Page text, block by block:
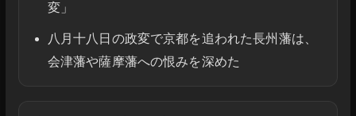
変」
八月十八日の政変で京都を追われた長州藩は、
会津藩や薩摩藩への恨みを深めた